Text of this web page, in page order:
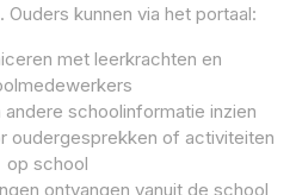
kunnen via het portaal:
met leerkrachten en
schoolinformatie inzien
oudergesprekken of activiteiten
op school
ontvangen vanuit de school